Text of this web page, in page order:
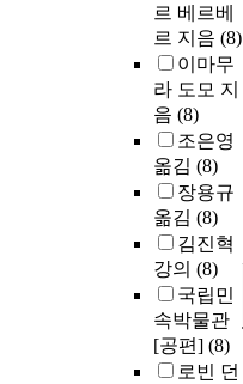
르 베르베
르 지음 (8)
이마무
라 도모 지
음 (8)
조은영
옮김 (8)
장용규
옮김 (8)
김진혁
강의 (8)
국립민
속박물관
[공편] (8)
로빈 던